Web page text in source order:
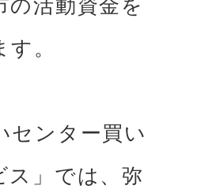
。
センター買い
ス」では、弥